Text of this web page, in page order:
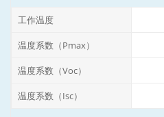
工作温度
温度系数（Pmax）
温度系数（Voc）
温度系数（Isc）